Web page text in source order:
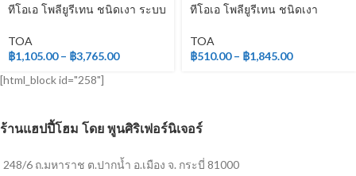
ทีโอเอ โพลียูรีเทน ชนิดเงา ระบบ
TOA
฿1,105.00 – ฿3,765.00
ทีโอเอ โพลียูรีเทน ชนิดเงา
TOA
฿510.00 – ฿1,845.00
[html_block id="258"]
ร้านแฮปปี้โฮม โดย พูนศิริเฟอร์นิเจอร์
248/6 ถ.มหาราช ต.ปากน้ำ อ.เมือง จ. กระบี่ 81000